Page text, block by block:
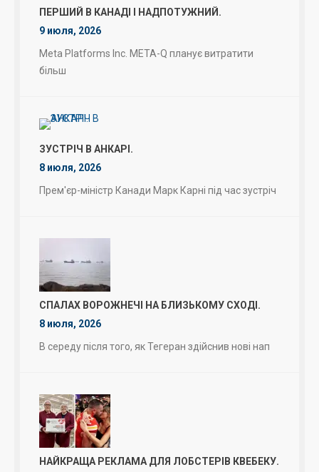
ПЕРШИЙ В КАНАДІ І НАДПОТУЖНИЙ.
9 июля, 2026
Meta Platforms Inc. META-Q планує витратити
більш
ЗУСТРІЧ В АНКАРІ.
8 июля, 2026
Прем'єр-міністр Канади Марк Карні під час зустріч
СПАЛАХ ВОРОЖНЕЧІ НА БЛИЗЬКОМУ СХОДІ.
8 июля, 2026
В середу після того, як Тегеран здійснив нові нап
НАЙКРАЩА РЕКЛАМА ДЛЯ ЛОБСТЕРІВ КВЕБЕКУ.